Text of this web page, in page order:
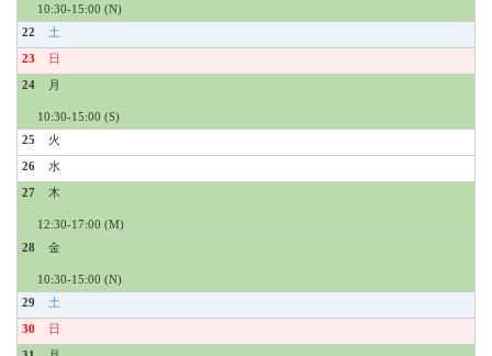
10:30-15:00 (N)
22
23
24
10:30-15:00 (S)
25
26
27
12:30-17:00 (M)
28
10:30-15:00 (N)
29
30